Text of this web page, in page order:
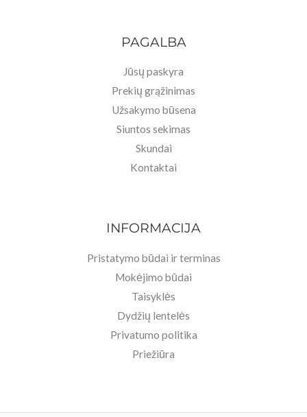
PAGALBA
Jūsų paskyra
Prekių grąžinimas
Užsakymo būsena
Siuntos sekimas
Skundai
Kontaktai
INFORMACIJA
Pristatymo būdai ir terminas
Mokėjimo būdai
Taisyklės
Dydžių lentelės
Privatumo politika
Priežiūra